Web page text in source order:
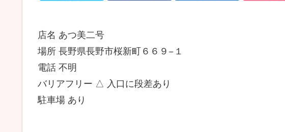
店名 あつ美二号
場所 長野県長野市桜新町６６９−１
電話 不明
バリアフリー △ 入口に段差あり
駐車場 あり